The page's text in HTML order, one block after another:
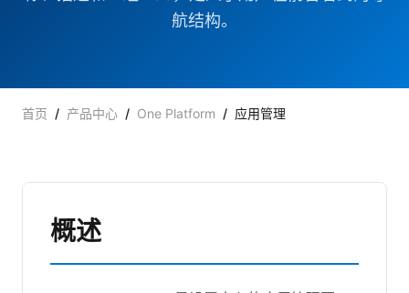
航结构。
首页 / 产品中心 / One Platform / 应用管理
概述